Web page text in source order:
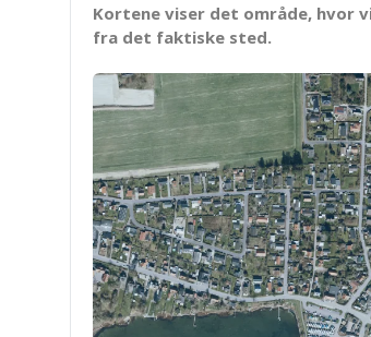
Kortene viser det område, hvor
fra det faktiske sted.